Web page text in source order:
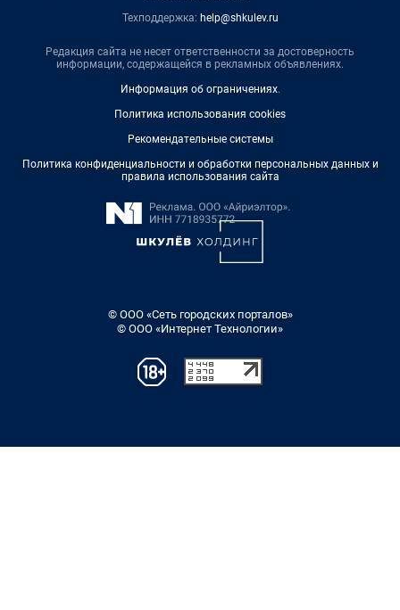
Техподдержка: help@shkulev.ru
Редакция сайта не несет ответственности за достоверность
информации, содержащейся в рекламных объявлениях.
Информация об ограничениях.
Политика использования cookies
Рекомендательные системы
Политика конфиденциальности и обработки персональных данных и
правила использования сайта
© ООО «Сеть городских порталов»
© ООО «Интернет Технологии»